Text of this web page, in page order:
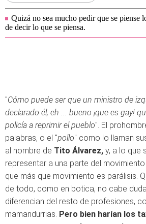
Quizá no sea mucho pedir que se piense
de decir lo que se piensa.
"Cómo puede ser que un ministro de
declarado él, eh ... bueno ¡que es gay!
policía a reprimir el pueblo". El
palabras, o el "pollo" como lo llaman
al nombre de Tito Álvarez, y, a lo que
representar a una parte del
que más que movimiento es parálisis.
de todo, como en botica, no cabe
diferencian del resto de profesiones,
mamandurrias. Pero bien harían los